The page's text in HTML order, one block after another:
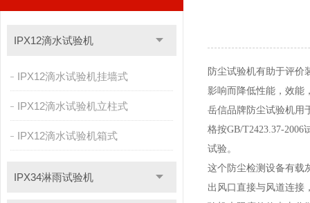
IPX12滴水试验机
IPX12滴水试验机挂墙式
IPX12滴水试验机立柱式
IPX12滴水试验机箱式
IPX34淋雨试验机
防尘试验机有助于评价
影响而降低性能，效能
岳信品牌防尘试验机用
格按GB/T2423.37-
试验。
这个防尘检测 设备有载
出风口直接与风道连接